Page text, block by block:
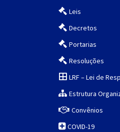
Leis
Decretos
Portarias
Resoluções
LRF – Lei de
Estrutura
Convênios
COVID-19